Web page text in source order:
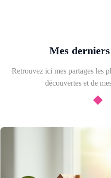
Mes
Retrouvez ici mes partages les
découvertes et de